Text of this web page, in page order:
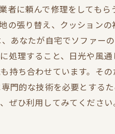
者に頼んで修理をしても
の張り替え、クッション
あなたが自宅でソファー
処理すること、日光や風
持ち合わせています。そ
門的な技術を必要とする
ぜひ利用してみてください